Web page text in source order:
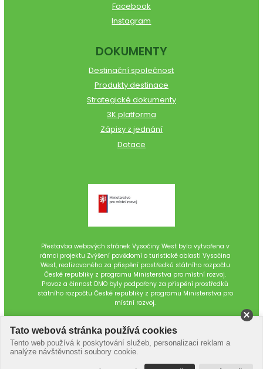
Facebook
Instagram
DOKUMENTY
Destinační společnost
Produkty destinace
Strategické dokumenty
3K platforma
Zápisy z jednání
Dotace
Přestavba webových stránek Vysočiny West byla vytvořena v
rámci projektu Zvýšení povědomí o turistické oblasti Vysočina
West, realizovaného za přispění prostředků státního rozpočtu
České republiky z programu Ministerstva pro místní rozvoj.
Provoz a činnost DMO byly podpořeny za přispění prostředků
státního rozpočtu České republiky z programu Ministerstva pro
místní rozvoj.
Tato webová stránka používá cookies
Tento web používá k poskytování služeb, personalizaci reklam a
analýze návštěvnosti soubory cookie.